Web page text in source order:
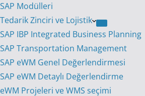
SAP Modülleri
Tedarik Zinciri ve Lojistik
SAP IBP Integrated Business Planning
SAP Transportation Management
SAP eWM Genel Değerlendirmesi
SAP eWM Detaylı Değerlendirme
eWM Projeleri ve WMS seçimi